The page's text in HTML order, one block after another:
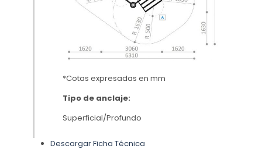
*Cotas expresadas en mm
Tipo de anclaje:
Superficial/Profundo
Descargar Ficha Técnica